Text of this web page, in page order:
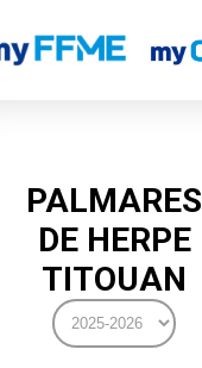
Classements
PALMARES
DE HERPE
TITOUAN